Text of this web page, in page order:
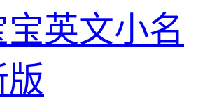
宝英文小名
版